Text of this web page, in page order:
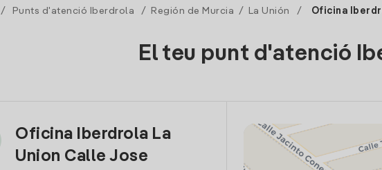
/ Punts d'atenció Iberdrola / Región de Murcia / La Unión / Oficina
El teu punt d'atenció
Oficina Iberdrola La
Union Calle Jose